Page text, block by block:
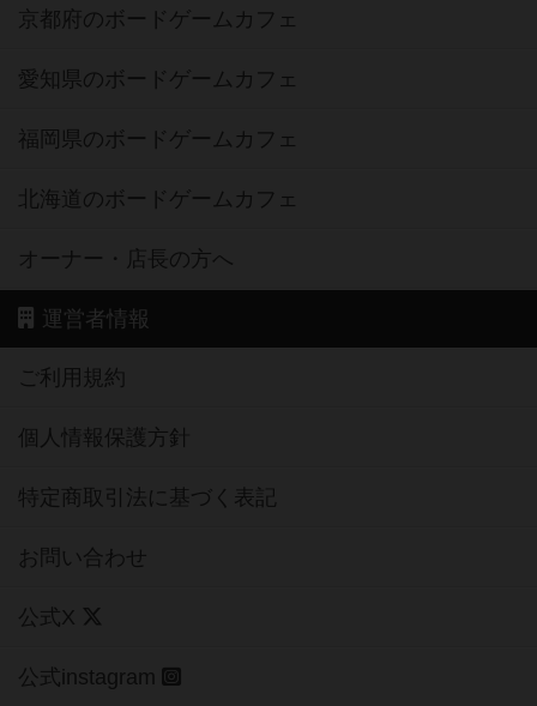
京都府のボードゲームカフェ
愛知県のボードゲームカフェ
福岡県のボードゲームカフェ
北海道のボードゲームカフェ
オーナー・店長の方へ
運営者情報
ご利用規約
個人情報保護方針
特定商取引法に基づく表記
お問い合わせ
公式X
公式instagram